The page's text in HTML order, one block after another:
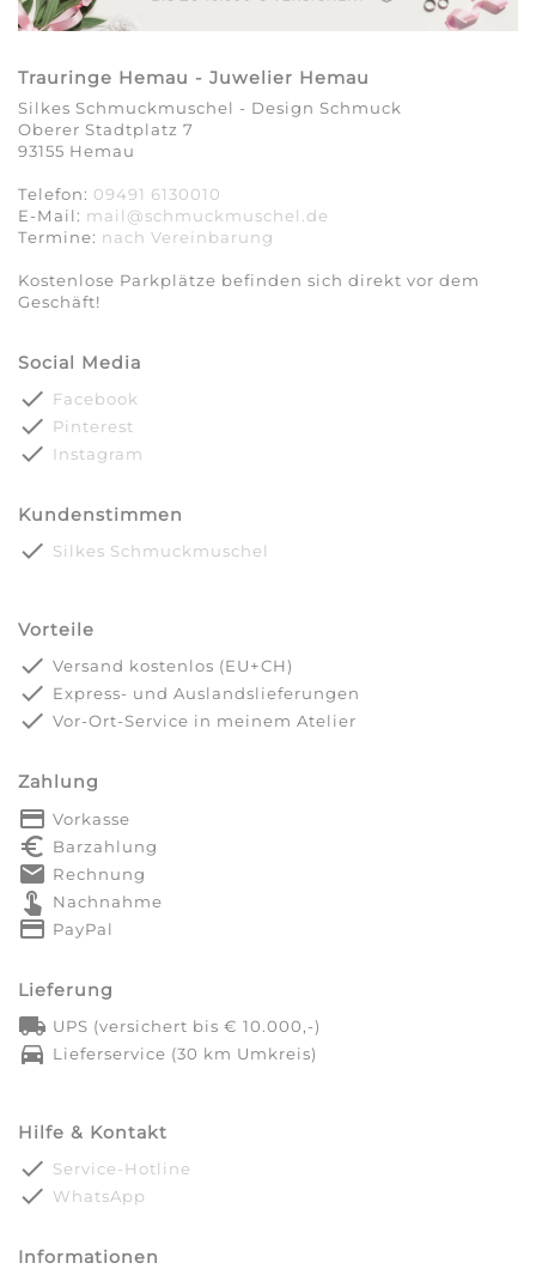
Trauringe Hemau - Juwelier Hemau
Silkes Schmuckmuschel - Design Schmuck
Oberer Stadtplatz 7
93155 Hemau
Telefon: 09491 6130010
E-Mail: mail@schmuckmuschel.de
Termine: nach Vereinbarung​​​​​​​
Kostenlose Parkplätze befinden sich direkt vor dem
Geschäft!
Social Media
done Facebook
done Pinterest
done Instagram
Kundenstimmen
done Silkes Schmuckmuschel
Vorteile
done Versand kostenlos (EU+CH)
done Express- und Auslandslieferungen
done Vor-Ort-Service in meinem Atelier
Zahlung
payment Vorkasse
euro_symbol Barzahlung
markunread Rechnung
touch_app Nachnahme
credit_card PayPal
Lieferung
local_shipping UPS (versichert bis € 10.000,-)
directions_car Lieferservice (30 km Umkreis)
Hilfe & Kontakt
done Service-Hotline
done WhatsApp
Informationen